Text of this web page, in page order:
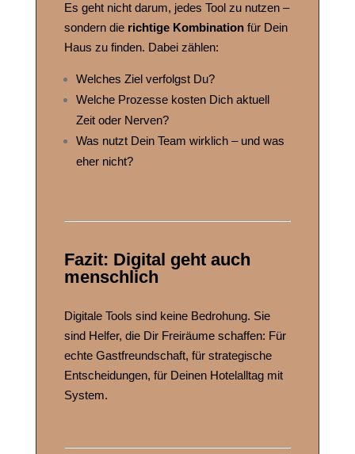
Es geht nicht darum, jedes Tool zu nutzen –
sondern die richtige Kombination für Dein
Haus zu finden. Dabei zählen:
Welches Ziel verfolgst Du?
Welche Prozesse kosten Dich aktuell
Zeit oder Nerven?
Was nutzt Dein Team wirklich – und was
eher nicht?
Fazit: Digital geht auch
menschlich
Digitale Tools sind keine Bedrohung. Sie
sind Helfer, die Dir Freiräume schaffen: Für
echte Gastfreundschaft, für strategische
Entscheidungen, für Deinen Hotelalltag mit
System.